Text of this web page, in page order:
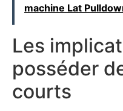
machine Lat
Les
posséder
courts